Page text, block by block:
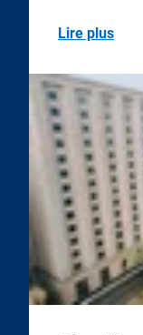
Lire plus